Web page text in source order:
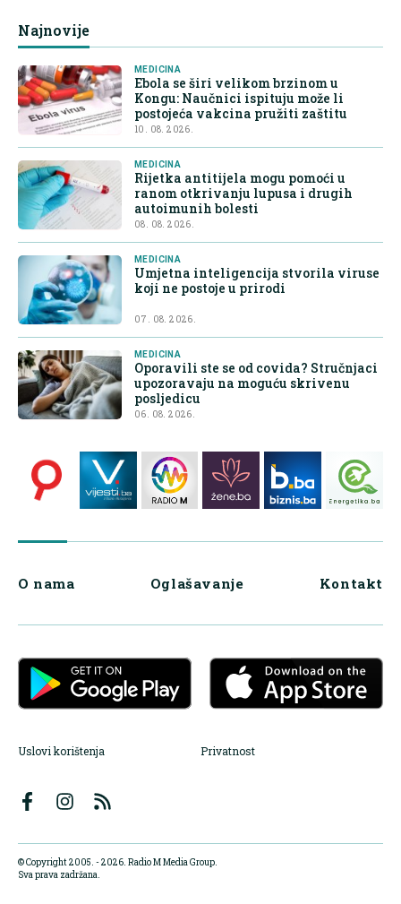
Najnovije
MEDICINA
Ebola se širi velikom brzinom u
Kongu: Naučnici ispituju može li
postojeća vakcina pružiti zaštitu
10. 08. 2026.
MEDICINA
Rijetka antitijela mogu pomoći u
ranom otkrivanju lupusa i drugih
autoimunih bolesti
08. 08. 2026.
MEDICINA
Umjetna inteligencija stvorila viruse
koji ne postoje u prirodi
07. 08. 2026.
MEDICINA
Oporavili ste se od covida? Stručnjaci
upozoravaju na moguću skrivenu
posljedicu
06. 08. 2026.
O nama Oglašavanje Kontakt
Uslovi korištenja Privatnost
© Copyright 2005. - 2026. Radio M Media Group.
Sva prava zadržana.